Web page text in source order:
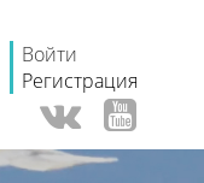
Войти
Регистрация